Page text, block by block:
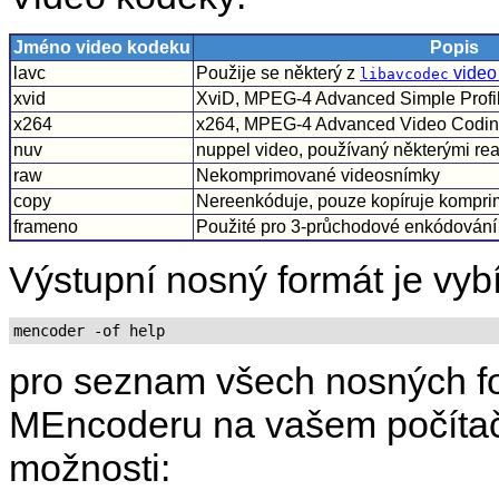
Jméno video kodeku
Popis
lavc
Použije se některý z libavcodec
xvid
XviD, MPEG-4 Advanced Simple
x264
x264, MPEG-4 Advanced Video
nuv
nuppel video, používaný některými
raw
Nekomprimované videosnímky
copy
Nereenkóduje, pouze kopíruje
frameno
Použité pro 3-průchodové
Výstupní nosný formát je
mencoder -of help
pro seznam všech nosných
MEncoderu na vašem
možnosti: